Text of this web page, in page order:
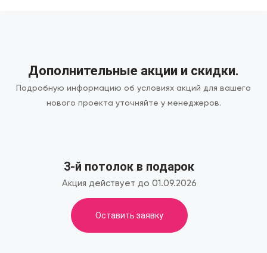
Дополнительные акции и скидки.
Подробную информацию об условиях акций для вашего
нового проекта уточняйте у менеджеров.
3-й потолок в подарок
Акция действует до 01.09.2026
Оставить заявку